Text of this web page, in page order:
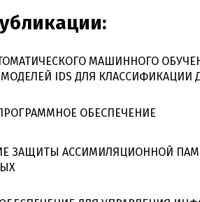
МАШИННОГО
IDS ДЛЯ КЛАССИФИКАЦИИ
ОБЕСПЕЧЕНИЕ
ЗАЩИТЫ АССИМИЛЯЦИОННОЙ